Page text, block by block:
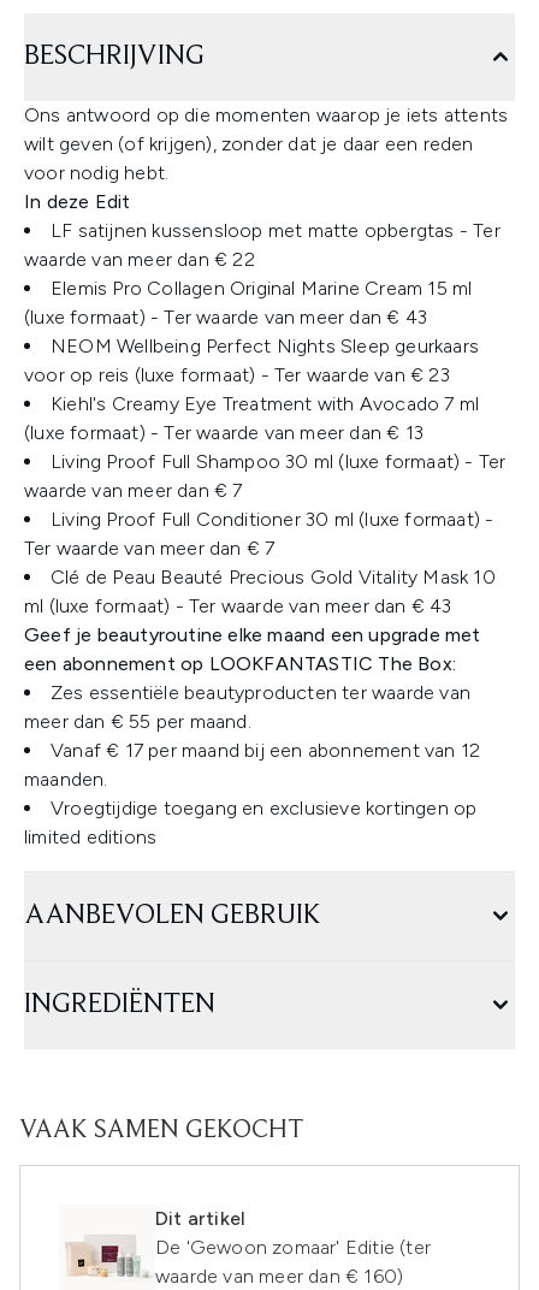
BESCHRIJVING
Ons antwoord op die momenten waarop je iets attents
wilt geven (of krijgen), zonder dat je daar een reden
voor nodig hebt.
In deze Edit
LF satijnen kussensloop met matte opbergtas - Ter
waarde van meer dan € 22
Elemis Pro Collagen Original Marine Cream 15 ml
(luxe formaat) - Ter waarde van meer dan € 43
NEOM Wellbeing Perfect Nights Sleep geurkaars
voor op reis (luxe formaat) - Ter waarde van € 23
Kiehl's Creamy Eye Treatment with Avocado 7 ml
(luxe formaat) - Ter waarde van meer dan € 13
Living Proof Full Shampoo 30 ml (luxe formaat) - Ter
waarde van meer dan € 7
Living Proof Full Conditioner 30 ml (luxe formaat) -
Ter waarde van meer dan € 7
Clé de Peau Beauté Precious Gold Vitality Mask 10
ml (luxe formaat) - Ter waarde van meer dan € 43
Geef je beautyroutine elke maand een upgrade met
een abonnement op LOOKFANTASTIC The Box:
Zes essentiële beautyproducten ter waarde van
meer dan € 55 per maand.
Vanaf € 17 per maand bij een abonnement van 12
maanden.
Vroegtijdige toegang en exclusieve kortingen op
limited editions
AANBEVOLEN GEBRUIK
INGREDIËNTEN
VAAK SAMEN GEKOCHT
Dit artikel
De 'Gewoon zomaar' Editie (ter
waarde van meer dan € 160)